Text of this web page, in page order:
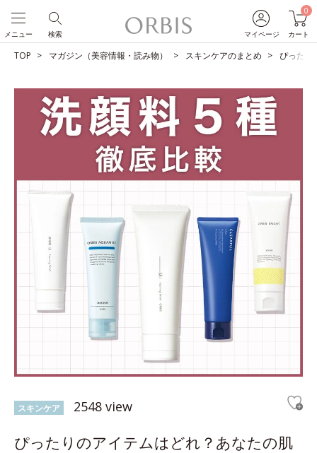
マイページ
0
カート
検索
メニュー
TOP マガジン（美容情報・読み物） スキンケアのまとめ ぴったり
スキンケア 2548 view
ぴったりのアイテムはどれ？あなたの肌